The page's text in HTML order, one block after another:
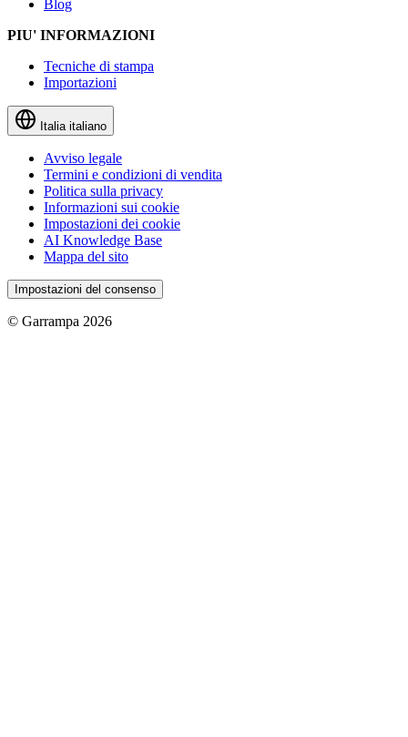
Blog
PIU' INFORMAZIONI
Tecniche di stampa
Importazioni
Italia italiano
Avviso legale
Termini e condizioni di vendita
Politica sulla privacy
Informazioni sui cookie
Impostazioni dei cookie
AI Knowledge Base
Mappa del sito
Impostazioni del consenso
© Garrampa 2026